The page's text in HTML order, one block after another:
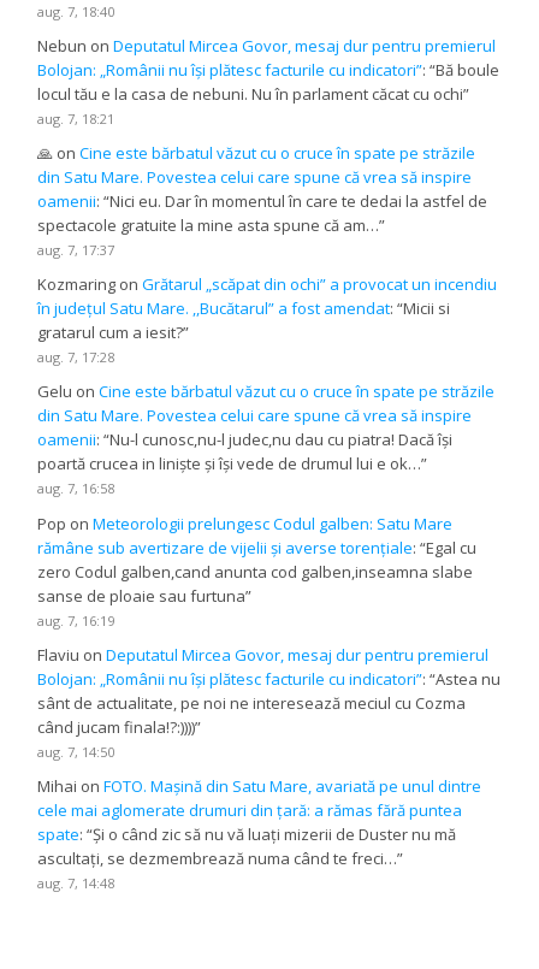
aug. 7, 18:40
Nebun onDeputatul Mircea Govor, mesaj dur pentru premierul
Bolojan: „Românii nu își plătesc facturile cu indicatori”: “Bă boule
locul tău e la casa de nebuni. Nu în parlament căcat cu ochi”
aug. 7, 18:21
🙏 onCine este bărbatul văzut cu o cruce în spate pe străzile
din Satu Mare. Povestea celui care spune că vrea să inspire
oamenii: “Nici eu. Dar în momentul în care te dedai la astfel de
spectacole gratuite la mine asta spune că am…”
aug. 7, 17:37
Kozmaring onGrătarul „scăpat din ochi” a provocat un incendiu
în județul Satu Mare. ,,Bucătarul” a fost amendat: “Micii si
gratarul cum a iesit?”
aug. 7, 17:28
Gelu onCine este bărbatul văzut cu o cruce în spate pe străzile
din Satu Mare. Povestea celui care spune că vrea să inspire
oamenii: “Nu-l cunosc,nu-l judec,nu dau cu piatra! Dacă își
poartă crucea in liniște și își vede de drumul lui e ok…”
aug. 7, 16:58
Pop onMeteorologii prelungesc Codul galben: Satu Mare
rămâne sub avertizare de vijelii și averse torențiale: “Egal cu
zero Codul galben,cand anunta cod galben,inseamna slabe
sanse de ploaie sau furtuna”
aug. 7, 16:19
Flaviu onDeputatul Mircea Govor, mesaj dur pentru premierul
Bolojan: „Românii nu își plătesc facturile cu indicatori”: “Astea nu
sânt de actualitate, pe noi ne interesează meciul cu Cozma
când jucam finala!?:))))”
aug. 7, 14:50
Mihai onFOTO. Mașină din Satu Mare, avariată pe unul dintre
cele mai aglomerate drumuri din țară: a rămas fără puntea
spate: “Și o când zic să nu vă luați mizerii de Duster nu mă
ascultați, se dezmembrează numa când te freci…”
aug. 7, 14:48